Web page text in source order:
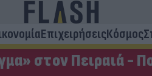
ΕπιχειρήσειςΚόσμος
στον Πειραιά -